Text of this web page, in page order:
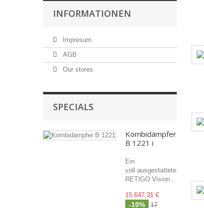
INFORMATIONEN
Impresum
AGB
Our stores
SPECIALS
Kombidämpfer
B 1221 i
Ein
voll ausgestatteter
RETIGO Vision...
15 647,31 €
-10%
17